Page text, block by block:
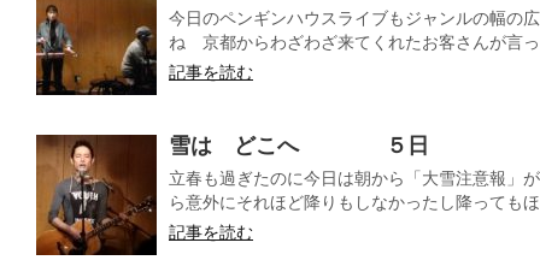
今日のペンギンハウスライブもジャンルの幅の
ね 京都からわざわざ来てくれたお客さんが言
記事を読む
雪は どこへ ５日
立春も過ぎたのに今日は朝から「大雪注意報」
ら意外にそれほど降りもしなかったし降っても
記事を読む